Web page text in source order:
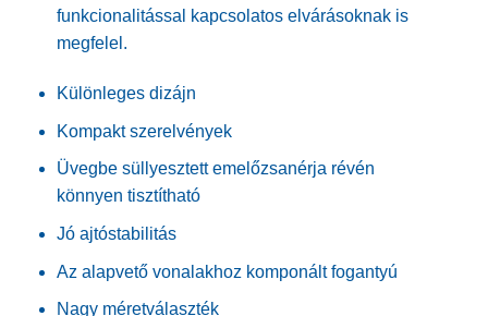
funkcionalitással kapcsolatos elvárásoknak is
megfelel.
Különleges dizájn
Kompakt szerelvények
Üvegbe süllyesztett emelőzsanérja révén
könnyen tisztítható
Jó ajtóstabilitás
Az alapvető vonalakhoz komponált fogantyú
Nagy méretválaszték